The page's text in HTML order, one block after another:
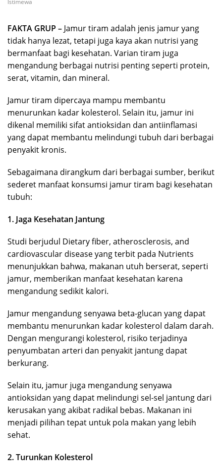
FAKTA GRUP – Jamur tiram adalah jenis jamur yang
tidak hanya lezat, tetapi juga kaya akan nutrisi yang
bermanfaat bagi kesehatan. Varian tiram juga
mengandung berbagai nutrisi penting seperti protein,
serat, vitamin, dan mineral.
Jamur tiram dipercaya mampu membantu
menurunkan kadar kolesterol. Selain itu, jamur ini
dikenal memiliki sifat antioksidan dan antiinflamasi
yang dapat membantu melindungi tubuh dari berbagai
penyakit kronis.
Sebagaimana dirangkum dari berbagai sumber, berikut
sederet manfaat konsumsi jamur tiram bagi kesehatan
tubuh:
1. Jaga Kesehatan Jantung
Studi berjudul Dietary fiber, atherosclerosis, and
cardiovascular disease yang terbit pada Nutrients
menunjukkan bahwa, makanan utuh berserat, seperti
jamur, memberikan manfaat kesehatan karena
mengandung sedikit kalori.
Jamur mengandung senyawa beta-glucan yang dapat
membantu menurunkan kadar kolesterol dalam darah.
Dengan mengurangi kolesterol, risiko terjadinya
penyumbatan arteri dan penyakit jantung dapat
berkurang.
Selain itu, jamur juga mengandung senyawa
antioksidan yang dapat melindungi sel-sel jantung dari
kerusakan yang akibat radikal bebas. Makanan ini
menjadi pilihan tepat untuk pola makan yang lebih
sehat.
2. Turunkan Kolesterol